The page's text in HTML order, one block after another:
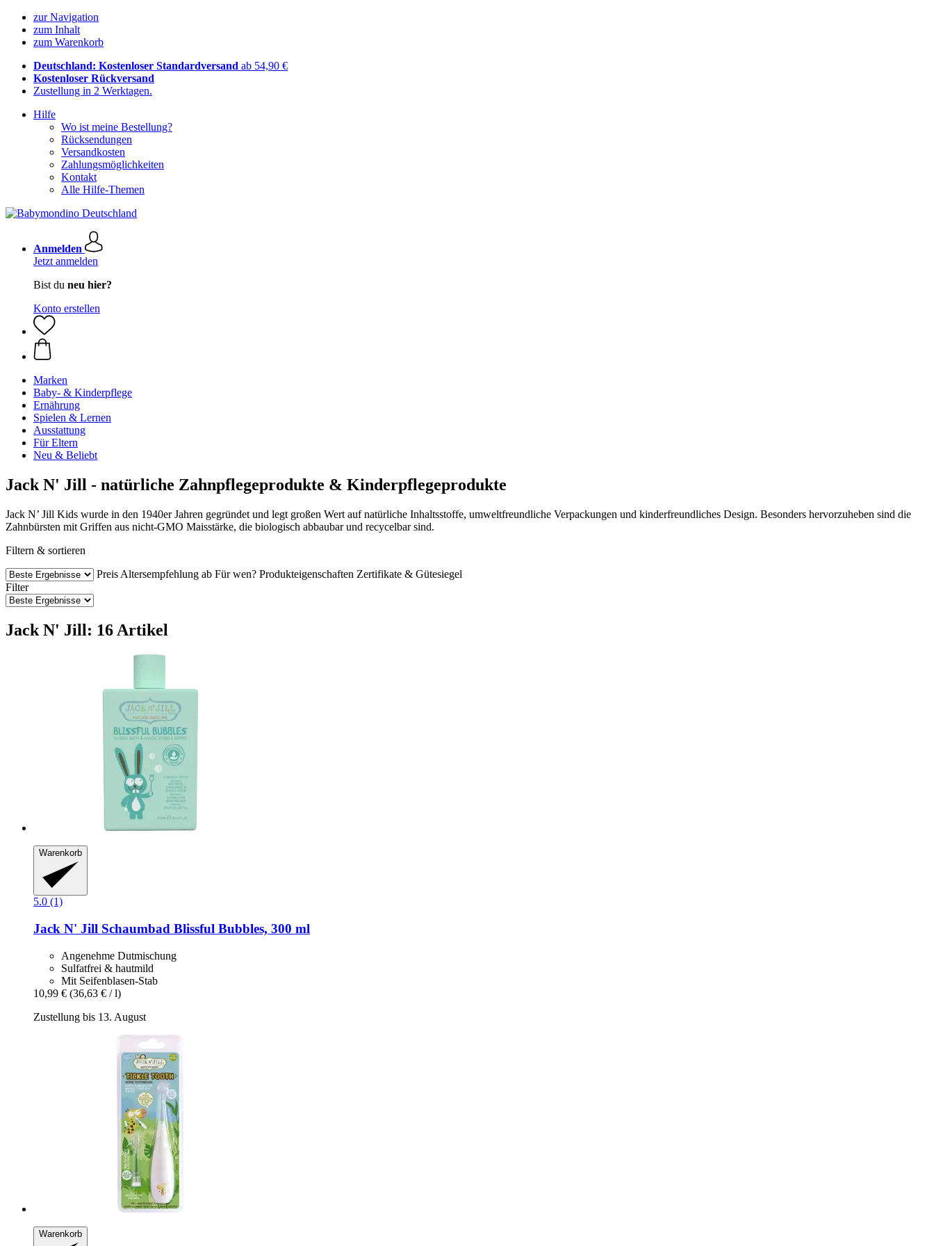
zur Navigation
zum Inhalt
zum Warenkorb
Deutschland: Kostenloser Standardversand ab 54,90 €
Kostenloser Rückversand
Zustellung in 2 Werktagen.
Hilfe
Wo ist meine Bestellung?
Rücksendungen
Versandkosten
Zahlungsmöglichkeiten
Kontakt
Alle Hilfe-Themen
Anmelden
Jetzt anmelden
Bist du neu hier?
Konto erstellen
Marken
Baby- & Kinderpflege
Ernährung
Spielen & Lernen
Ausstattung
Für Eltern
Neu & Beliebt
Jack N' Jill - natürliche Zahnpflegeprodukte & Kinderpflegeprodukte
Jack N’ Jill Kids wurde in den 1940er Jahren gegründet und legt großen Wert auf natürliche Inhaltsstoffe, umweltfreundliche Verpackungen und kinderfreundliches Design. Besonders hervorzuheben sind die
Zahnbürsten mit Griffen aus nicht-GMO Maisstärke, die biologisch abbaubar und recycelbar sind.
Filtern & sortieren
Preis Altersempfehlung ab Für wen? Produkteigenschaften Zertifikate & Gütesiegel
Filter
Jack N' Jill: 16 Artikel
Warenkorb
5.0 (1)
Jack N' Jill Schaumbad Blissful Bubbles, 300 ml
Angenehme Dutmischung
Sulfatfrei & hautmild
Mit Seifenblasen-Stab
10,99 € (36,63 € / l)
Zustellung bis 13. August
Warenkorb